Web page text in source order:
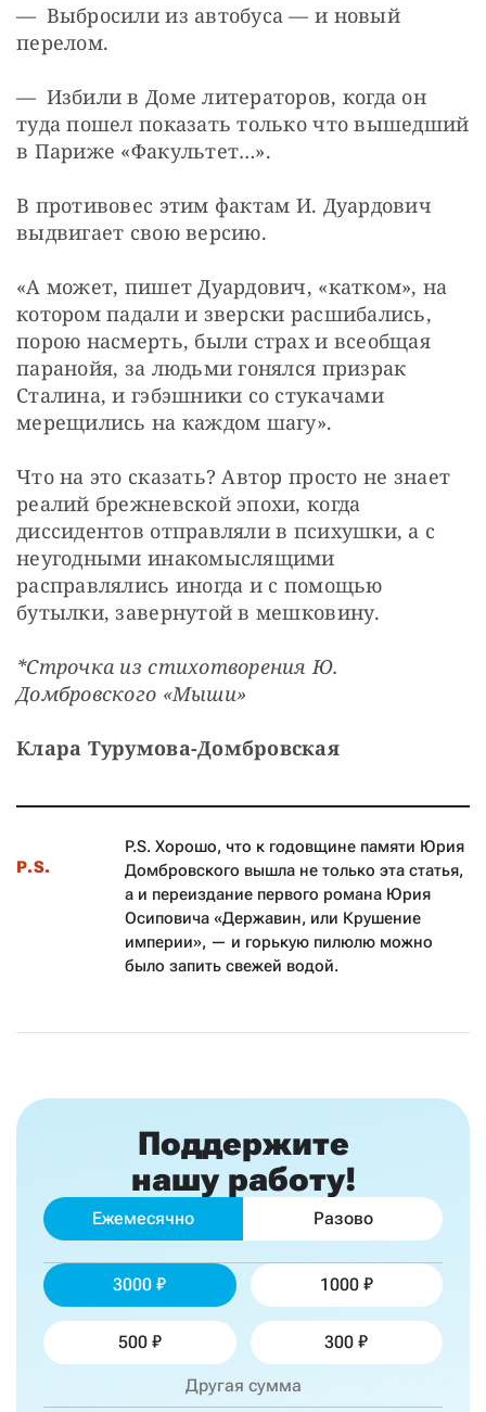
— Выбросили из автобуса — ​и новый
перелом.
— Избили в Доме литераторов, когда он
туда пошел показать только что вышедший
в Париже «Факультет…».
В противовес этим фактам И. Дуардович
выдвигает свою версию.
«А может, пишет Дуардович, «катком», на
котором падали и зверски расшибались,
порою насмерть, были страх и всеобщая
паранойя, за людьми гонялся призрак
Сталина, и гэбэшники со стукачами
мерещились на каждом шагу».
Что на это сказать? Автор просто не знает
реалий брежневской эпохи, когда
диссидентов отправляли в психушки, а с
неугодными инакомыслящими
расправлялись иногда и с помощью
бутылки, завернутой в мешковину.
*Строчка из стихотворения Ю.
Домбровского «Мыши»
Клара Турумова-Домбровская
P.S.
P.S. Хорошо, что к годовщине памяти Юрия
Домбровского вышла не только эта статья,
а и переиздание первого романа Юрия
Осиповича «Державин, или Крушение
империи», — ​и горькую пилюлю можно
было запить свежей водой.
Поддержите
нашу работу!
Ежемесячно Разово
3000 1000
500 300